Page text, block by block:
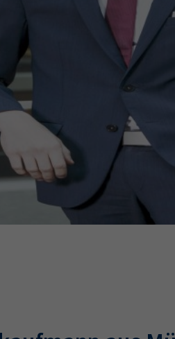
auch aus den
Fachwirt
Prüfbericht